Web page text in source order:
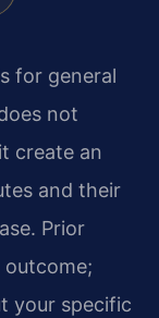
for general
not
create an
and their
Prior
outcome;
your specific